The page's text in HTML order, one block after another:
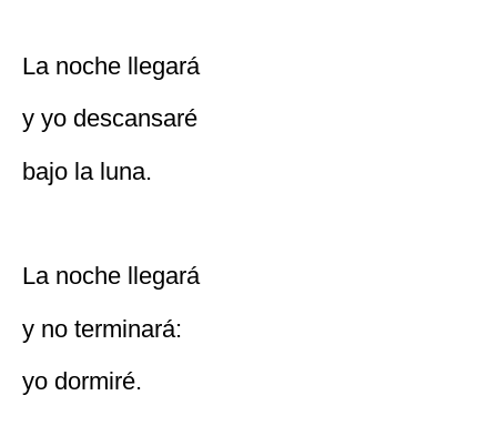
La noche llegará
y yo descansaré
bajo la luna.
La noche llegará
y no terminará:
yo dormiré.